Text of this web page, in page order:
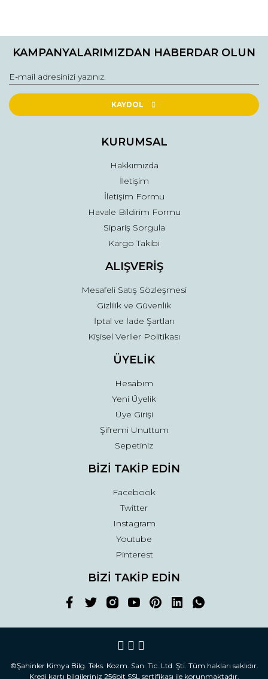
KAMPANYALARIMIZDAN HABERDAR OLUN
KAYDOL
KURUMSAL
Hakkımızda
İletişim
İletişim Formu
Havale Bildirim Formu
Sipariş Sorgula
Kargo Takibi
ALIŞVERİŞ
Mesafeli Satış Sözleşmesi
Gizlilik ve Güvenlik
İptal ve İade Şartları
Kişisel Veriler Politikası
ÜYELİK
Hesabım
Yeni Üyelik
Üye Girişi
Şifremi Unuttum
Sepetiniz
BİZİ TAKİP EDİN
Facebook
Twitter
Instagram
Youtube
Pinterest
BİZİ TAKİP EDİN
©Şahinler Kimya Bilg. Teks. Kozm. San. Tic. Ltd. Şti. Tüm hakları saklıdır.
Kredi kartı bilgileriniz 256bit SSL sertifikası ile korunmaktadır.